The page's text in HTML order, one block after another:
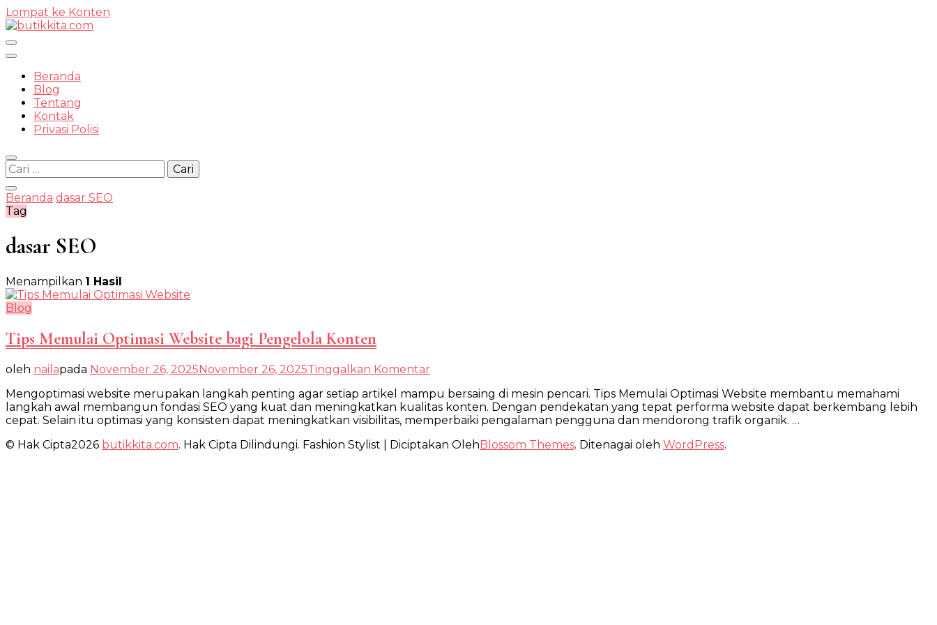
Lompat ke Konten
butikkita.com
Beranda
Blog
Tentang
Kontak
Privasi Polisi
Cari
untuk:
Beranda dasar SEO
Tag
dasar SEO
Menampilkan 1 Hasil
Blog
Tips Memulai Optimasi Website bagi Pengelola Konten
oleh nailapada November 26, 2025November 26, 2025Tinggalkan Komentar
Memulai
Optimasi
Website
Pengelola
Mengoptimasi website merupakan langkah penting agar setiap artikel mampu bersaing di mesin pencari. Tips Memulai Optimasi Website membantu memahami
langkah awal membangun fondasi SEO yang kuat dan meningkatkan kualitas konten. Dengan pendekatan yang tepat performa website dapat berkembang lebih
cepat. Selain itu optimasi yang konsisten dapat meningkatkan visibilitas, memperbaiki pengalaman pengguna dan mendorong trafik organik. …
© Hak Cipta2026 butikkita.com. Hak Cipta Dilindungi. Fashion Stylist | Diciptakan OlehBlossom Themes. Ditenagai oleh WordPress.